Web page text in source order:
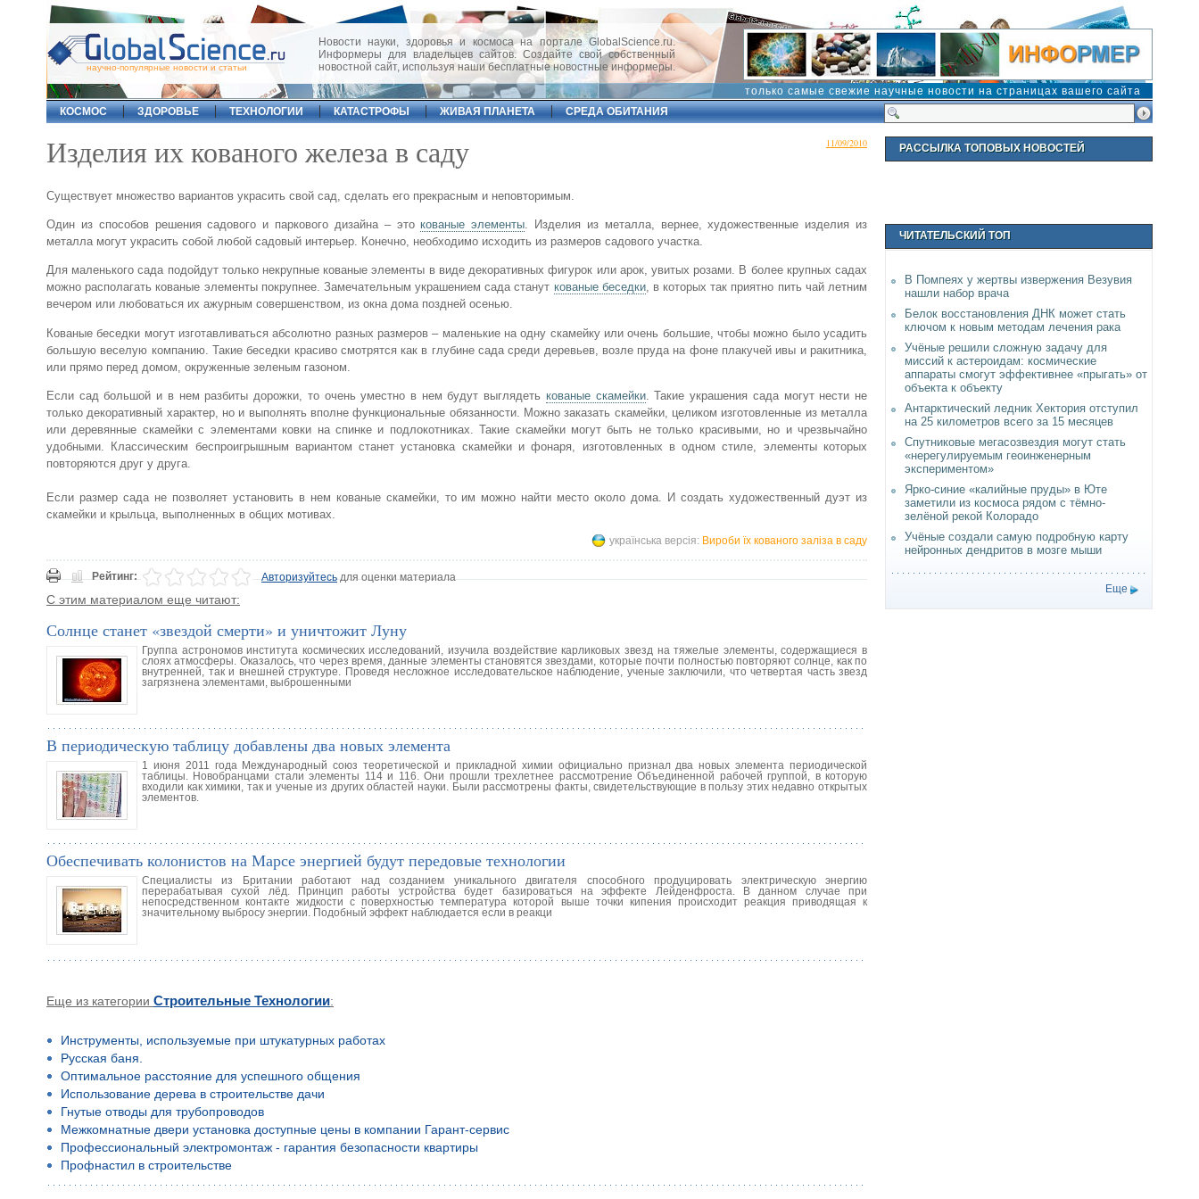
научно-популярные новости и статьи
Новости науки, здоровья и космоса на портале GlobalScience.ru.
Информеры для владельцев сайтов. Создайте свой собственный
новостной сайт, используя наши бесплатные новостные информеры.
только самые свежие научные новости на страницах вашего сайта
КОСМОС
ЗДОРОВЬЕ ТЕХНОЛОГИИ КАТАСТРОФЫ ЖИВАЯ ПЛАНЕТА СРЕДА ОБИТАНИЯ
11/09/2010
Изделия их кованого железа в саду
Существует множество вариантов украсить свой сад, сделать его прекрасным и неповторимым.
Один из способов решения садового и паркового дизайна – этокованые элементы. Изделия из металла, вернее, художественные изделия из
металла могут украсить собой любой садовый интерьер. Конечно, необходимо исходить из размеров садового участка.
Для маленького сада подойдут только некрупные кованые элементы в виде декоративных фигурок или арок, увитых розами. В более крупных садах
можно располагать кованые элементы покрупнее. Замечательным украшением сада станут кованые беседки, в которых так приятно пить чай летним
вечером или любоваться их ажурным совершенством, из окна дома поздней осенью.
Кованые беседки могут изготавливаться абсолютно разных размеров – маленькие на одну скамейку или очень большие, чтобы можно было усадить
большую веселую компанию. Такие беседки красиво смотрятся как в глубине сада среди деревьев, возле пруда на фоне плакучей ивы и ракитника,
или прямо перед домом, окруженные зеленым газоном.
Если сад большой и в нем разбиты дорожки, то очень уместно в нем будут выглядеть кованые скамейки. Такие украшения сада могут нести не
только декоративный характер, но и выполнять вполне функциональные обязанности. Можно заказать скамейки, целиком изготовленные из металла
или деревянные скамейки с элементами ковки на спинке и подлокотниках. Такие скамейки могут быть не только красивыми, но и чрезвычайно
удобными. Классическим беспроигрышным вариантом станет установка скамейки и фонаря, изготовленных в одном стиле, элементы которых
повторяются друг у друга.
Если размер сада не позволяет установить в нем кованые скамейки, то им можно найти место около дома. И создать художественный дуэт из
скамейки и крыльца, выполненных в общих мотивах.
українська версія: Вироби їх кованого заліза в саду
Рейтинг: Авторизуйтесьдля оценки материала
С этим материалом еще читают:
Солнце станет «звездой смерти» и уничтожит Луну
Группа астрономов института космических исследований, изучила воздействие карликовых звезд на тяжелые элементы, содержащиеся в
слоях атмосферы. Оказалось, что через время, данные элементы становятся звездами, которые почти полностью повторяют солнце, как по
внутренней, так и внешней структуре. Проведя несложное исследовательское наблюдение, ученые заключили, что четвертая часть звезд
загрязнена элементами, выброшенными
В периодическую таблицу добавлены два новых элемента
1 июня 2011 года Международный союз теоретической и прикладной химии официально признал два новых элемента периодической
таблицы. Новобранцами стали элементы 114 и 116. Они прошли трехлетнее рассмотрение Объединенной рабочей группой, в которую
входили как химики, так и ученые из других областей науки. Были рассмотрены факты, свидетельствующие в пользу этих недавно открытых
элементов.
Обеспечивать колонистов на Марсе энергией будут передовые технологии
Специалисты из Британии работают над созданием уникального двигателя способного продуцировать электрическую энергию
перерабатывая сухой лёд. Принцип работы устройства будет базироваться на эффекте Лейденфроста. В данном случае при
непосредственном контакте жидкости с поверхностью температура которой выше точки кипения происходит реакция приводящая к
значительному выбросу энергии. Подобный эффект наблюдается если в реакци
Еще из категории Строительные Технологии:
Инструменты, используемые при штукатурных работах
Русская баня.
Оптимальное расстояние для успешного общения
Использование дерева в строительстве дачи
Гнутые отводы для трубопроводов
Межкомнатные двери установка доступные цены в компании Гарант-сервис
Профессиональный электромонтаж - гарантия безопасности квартиры
Профнастил в строительстве
РАССЫЛКА ТОПОВЫХ НОВОСТЕЙ
ЧИТАТЕЛЬСКИЙ ТОП
В Помпеях у жертвы извержения Везувия
нашли набор врача
Белок восстановления ДНК может стать
ключом к новым методам лечения рака
Учёные решили сложную задачу для
миссий к астероидам: космические
аппараты смогут эффективнее «прыгать» от
объекта к объекту
Антарктический ледник Хектория отступил
на 25 километров всего за 15 месяцев
Спутниковые мегасозвездия могут стать
«нерегулируемым геоинженерным
экспериментом»
Ярко-синие «калийные пруды» в Юте
заметили из космоса рядом с тёмно-
зелёной рекой Колорадо
Учёные создали самую подробную карту
нейронных дендритов в мозге мыши
Еще